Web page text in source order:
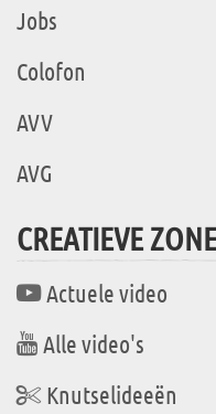
Jobs
Colofon
AVV
AVG
CREATIEVE ZONE
Actuele video
Alle video's
Knutselideeën